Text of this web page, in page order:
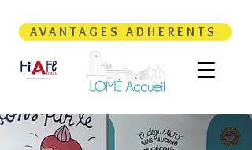
AVANTAGES ADHERENTS